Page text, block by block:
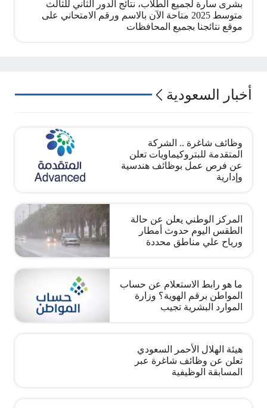
بشرى سارة لجميع الطلاب، نتائج الدور الثاني للثالث
متوسط 2025 متاحة الآن بالاسم ورقم الامتحاني على
موقع نتائجنا بجميع المحافظات
أخبار السعودية
وظائف شاغرة .. الشركة
المتقدمة للبتروكيماويات تعلن
عن فرص عمل بوظائف هندسية
وإدارية
المركز الوطني يعلن عن حالة
الطقس اليوم حدوث أمطار
ورياح علي مناطق محددة
ما هو رابط الاستعلام عن حساب
المواطن برقم الهوية؟ وزارة
الموارد البشرية تجيب
هيئة الهلال الأحمر السعودي
تعلن عن وظائف شاغرة عبر
المسابقة الوظيفية